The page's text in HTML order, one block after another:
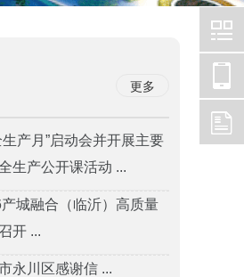
更多
产月”启动会并开展主要
生产公开课活动 ...
城融合（临沂）高质量
开 ...
永川区感谢信 ...